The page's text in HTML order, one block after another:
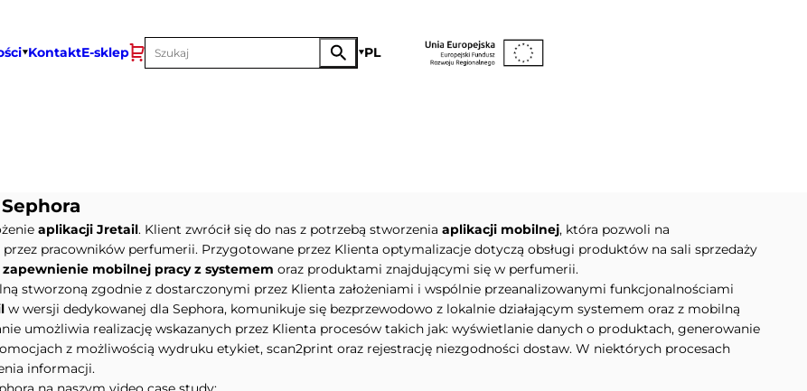
KontaktE-sklep PL
aplikacji Jretail. Klient zwrócił się do nas z potrzebą stworzenia aplikacji mobilnej, która pozwoli na
pracowników perfumerii. Przygotowane przez Klienta optymalizacje dotyczą obsługi produktów na sali sprzedaży
zapewnienie mobilnej pracy z systemem oraz produktami znajdującymi się w perfumerii.
stworzoną zgodnie z dostarczonymi przez Klienta założeniami i wspólnie przeanalizowanymi funkcjonalnościami
w wersji dedykowanej dla Sephora, komunikuje się bezprzewodowo z lokalnie działającym systemem oraz z mobilną
umożliwia realizację wskazanych przez Klienta procesów takich jak: wyświetlanie danych o produktach, generowanie
z możliwością wydruku etykiet, scan2print oraz rejestrację niezgodności dostaw. W niektórych procesach
informacji.